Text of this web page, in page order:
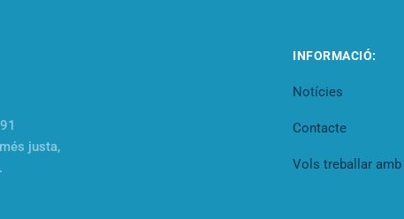
justa,
INFORMACIÓ:
Notícies
Contacte
Vols treballar